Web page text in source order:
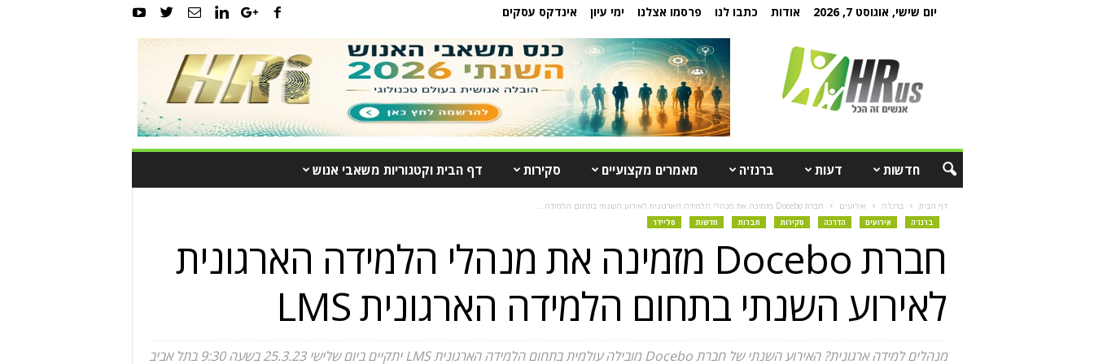
יום שישי, אוגוסט 7, 2026 אודות כתבו לנו פרסמו אצלנו ימי עיון אינדקס עסקים
חדשות דעות ברנז'ה מאמרים מקצועיים סקירות דף הבית וקטגוריות משאבי אנוש
דף הבית ברנז'ה אירועים חברת Docebo מזמינה את מנהלי הלמידה הארגונית לאירוע השנתי בתחום הלמידה...
ברנז'ה אירועים הדרכה סקירות חברות חדשות סליידר
חברת Docebo מזמינה את מנהלי הלמידה הארגונית
לאירוע השנתי בתחום הלמידה הארגונית LMS
מנהלים למידה ארגונית? האירוע השנתי של חברת Docebo מובילה עולמית בתחום הלמידה הארגונית LMS יתקיים ביום שלישי 25.3.23 בשעה 9:30 בתל אביב